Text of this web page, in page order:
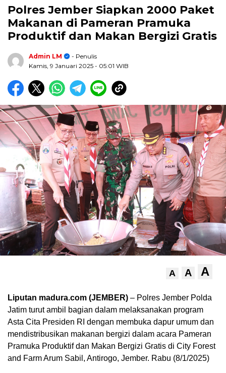
Polres Jember Siapkan 2000 Paket
Makanan di Pameran Pramuka
Produktif dan Makan Bergizi Gratis
Admin LM
- Penulis
Kamis, 9 Januari 2025 - 05:01 WIB
A A A
Liputan madura.com (JEMBER) – Polres Jember Polda
Jatim turut ambil bagian dalam melaksanakan program
Asta Cita Presiden RI dengan membuka dapur umum dan
mendistribusikan makanan bergizi dalam acara Pameran
Pramuka Produktif dan Makan Bergizi Gratis di City Forest
and Farm Arum Sabil, Antirogo, Jember. Rabu (8/1/2025)